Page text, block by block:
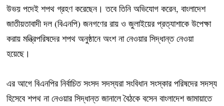
উভয় পদেই শপথ গ্রহণ করেছেন। তবে তিনি অভিযোগ করেন, বাংলাদেশ
জাতীয়তাবাদী দল (বিএনপি) জনগণের রায় ও জুলাইয়ের প্রত্যাশাকে উপেক্ষা
করায় মন্ত্রিপরিষদের শপথ অনুষ্ঠানে অংশ না নেওয়ার সিদ্ধান্ত নেওয়া
হয়েছে।
এর আগে বিএনপির নির্বাচিত সংসদ সদস্যরা সংবিধান সংস্কার পরিষদের সদস্য
হিসেবে শপথ না নেওয়ার সিদ্ধান্ত জানালে বৈঠকে বসেন বাংলাদেশ জামায়াতে